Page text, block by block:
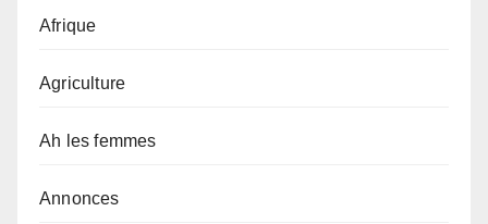
Afrique
Agriculture
Ah les femmes
Annonces